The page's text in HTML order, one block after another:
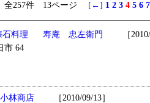
あきる野市・檜
ン情報
全257件 13ページ [←] 1 2 3 4 5 6 7
石料理 寿庵 忠左衛門
［2010/
市 64
小林商店 ［2010/09/13］